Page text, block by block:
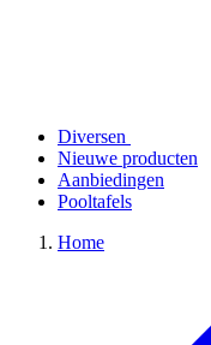
Diversen
Nieuwe producten
Aanbiedingen
Pooltafels
Home